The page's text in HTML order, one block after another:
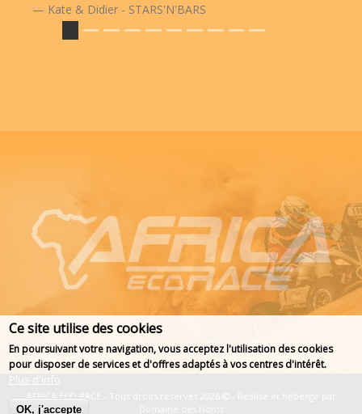
Kate & Didier - STARS'N'BARS
AFRICA ECO RACE - Tous droits réservés 2026
- Réalisé et hébergé par
Ce site utilise des cookies
En poursuivant votre navigation, vous acceptez l'utilisation des cookies
pour disposer de services et d'offres adaptés à vos centres d'intérêt.
Plus d'info
OK, j'accepte